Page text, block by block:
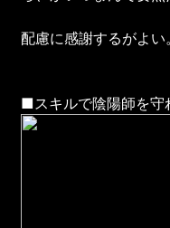
配慮に感謝するがよい
■スキルで陰陽師を守